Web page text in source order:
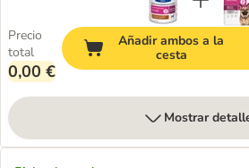
Precio
total
0,00 €
Añadir ambos a la
cesta
Mostrar